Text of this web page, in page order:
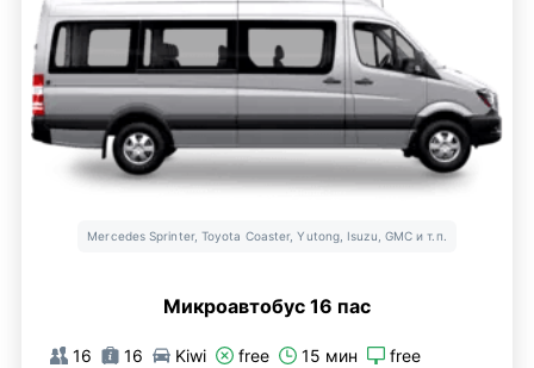
Mercedes Sprinter, Toyota Coaster, Yutong, Isuzu, GMC и т.п.
Микроавтобус 16 пас
16 16 Kiwi free 15 мин free